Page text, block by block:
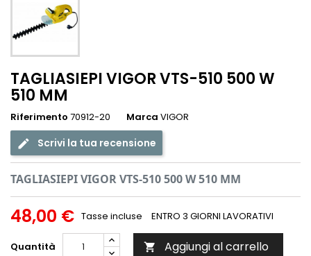
TAGLIASIEPI VIGOR VTS-510 500 W
510 MM
Riferimento 70912-20 Marca VIGOR
Scrivi la tua recensione
TAGLIASIEPI VIGOR VTS-510 500 W 510 MM
48,00 € Tasse incluse ENTRO 3 GIORNI LAVORATIVI
Quantità  Aggiungi al carrello